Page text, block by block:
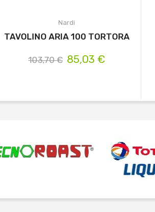
Nardi
TAVOLINO ARIA 100 TORTORA
103,70 € 85,03 €